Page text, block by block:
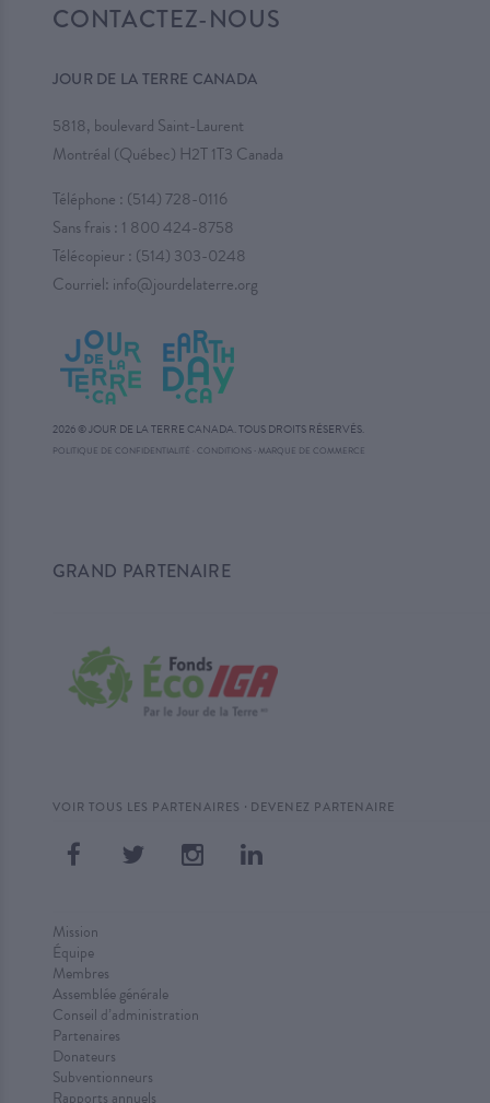
CONTACTEZ-NOUS
JOUR DE LA TERRE CANADA
5818, boulevard Saint-Laurent
Montréal (Québec) H2T 1T3 Canada
Téléphone : (514) 728-0116
Sans frais : 1 800 424-8758
Télécopieur : (514) 303-0248
Courriel: info@jourdelaterre.org
2026 © JOUR DE LA TERRE CANADA. TOUS DROITS RÉSERVÉS.
POLITIQUE DE CONFIDENTIALITÉ CONDITIONS·MARQUE DE COMMERCE
GRAND PARTENAIRE
VOIR TOUS LES PARTENAIRES · DEVENEZ PARTENAIRE
Mission
Équipe
Membres
Assemblée générale
Conseil d’administration
Partenaires
Donateurs
Subventionneurs